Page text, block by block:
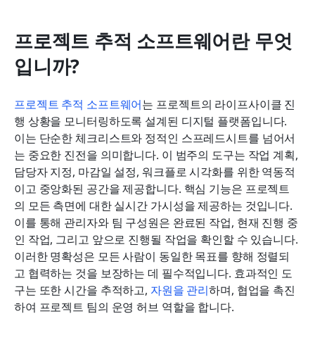
프로젝트 추적 소프트웨어란 무엇
입니까?
프로젝트 추적 소프트웨어는 프로젝트의 라이프사이클 진
행 상황을 모니터링하도록 설계된 디지털 플랫폼입니다.
이는 단순한 체크리스트와 정적인 스프레드시트를 넘어서
는 중요한 진전을 의미합니다. 이 범주의 도구는 작업 계획,
담당자 지정, 마감일 설정, 워크플로 시각화를 위한 역동적
이고 중앙화된 공간을 제공합니다. 핵심 기능은 프로젝트
의 모든 측면에 대한 실시간 가시성을 제공하는 것입니다.
이를 통해 관리자와 팀 구성원은 완료된 작업, 현재 진행 중
인 작업, 그리고 앞으로 진행될 작업을 확인할 수 있습니다.
이러한 명확성은 모든 사람이 동일한 목표를 향해 정렬되
고 협력하는 것을 보장하는 데 필수적입니다. 효과적인 도
구는 또한 시간을 추적하고, 자원을 관리하며, 협업을 촉진
하여 프로젝트 팀의 운영 허브 역할을 합니다.